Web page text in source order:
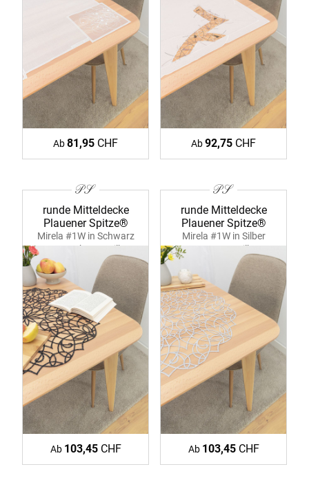
Ab81,95 CHF Ab92,75 CHF
runde Mitteldecke
Plauener Spitze®
Mirela #1W in Schwarz
39371 schwarz-silber
Ab 103,45CHF
runde Mitteldecke
Plauener Spitze®
Mirela #1W in Silber
39371 ecru-silber
Ab 103,45CHF